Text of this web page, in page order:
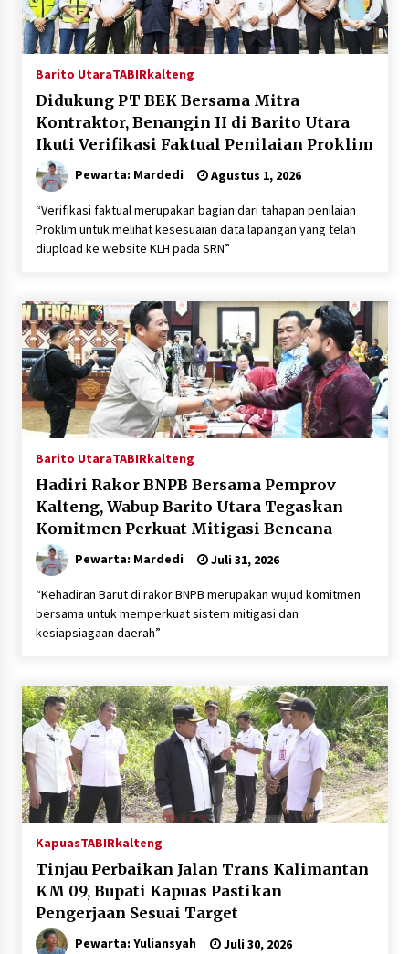
Barito UtaraTABIRkalteng
Didukung PT BEK Bersama Mitra
Kontraktor, Benangin II di Barito Utara
Ikuti Verifikasi Faktual Penilaian Proklim
Pewarta: Mardedi Agustus 1, 2026
“Verifikasi faktual merupakan bagian dari tahapan penilaian
Proklim untuk melihat kesesuaian data lapangan yang telah
diupload ke website KLH pada SRN”
Barito UtaraTABIRkalteng
Hadiri Rakor BNPB Bersama Pemprov
Kalteng, Wabup Barito Utara Tegaskan
Komitmen Perkuat Mitigasi Bencana
Pewarta: Mardedi Juli 31, 2026
“Kehadiran Barut di rakor BNPB merupakan wujud komitmen
bersama untuk memperkuat sistem mitigasi dan
kesiapsiagaan daerah”
KapuasTABIRkalteng
Tinjau Perbaikan Jalan Trans Kalimantan
KM 09, Bupati Kapuas Pastikan
Pengerjaan Sesuai Target
Pewarta: Yuliansyah Juli 30, 2026